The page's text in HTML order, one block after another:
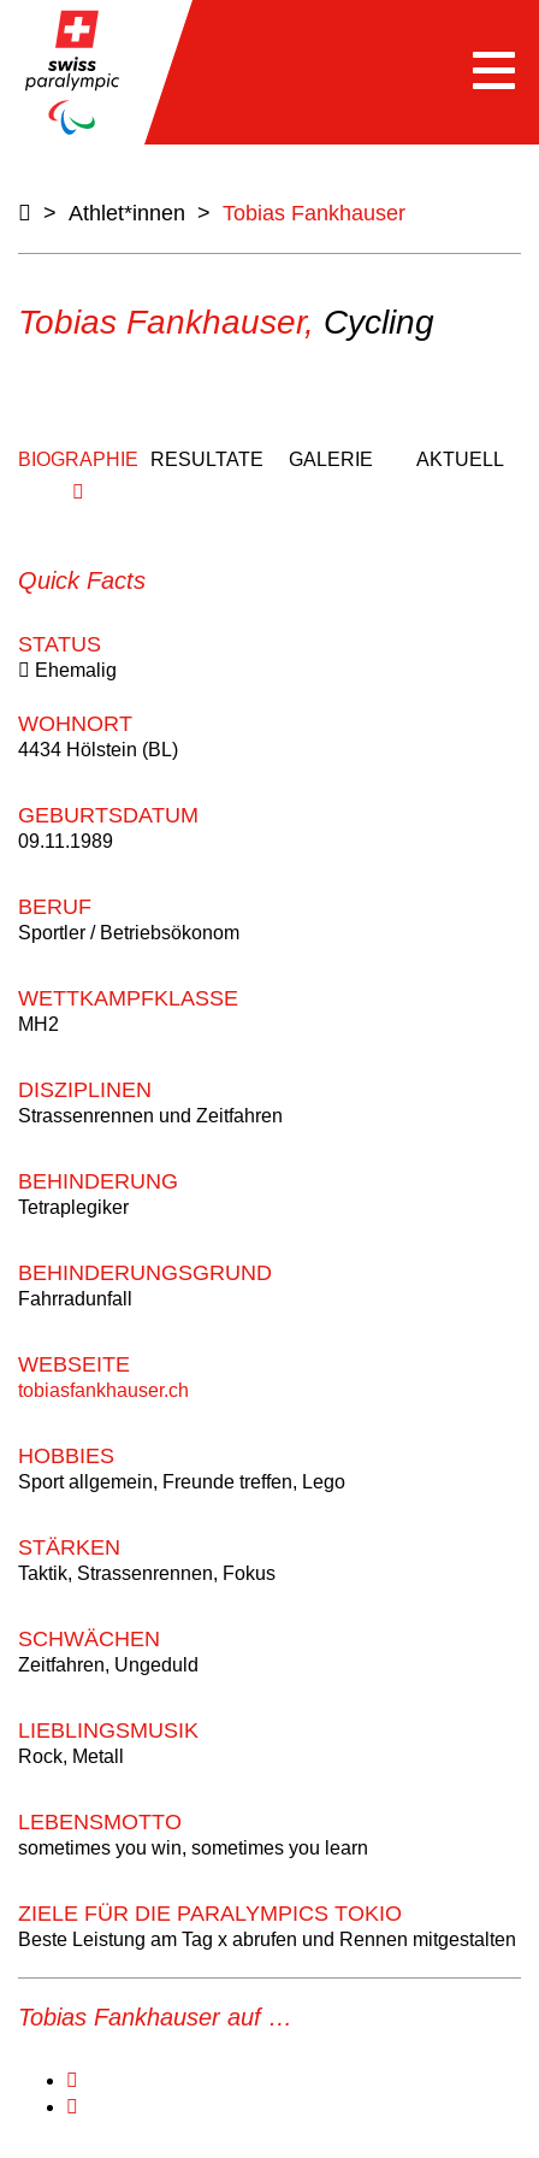
> Athlet*innen > Tobias Fankhauser
Tobias Fankhauser, Cycling
BIOGRAPHIE RESULTATE GALERIE AKTUELL
Quick Facts
STATUS
Ehemalig
WOHNORT
4434 Hölstein (BL)
GEBURTSDATUM
09.11.1989
BERUF
Sportler / Betriebsökonom
WETTKAMPFKLASSE
MH2
DISZIPLINEN
Strassenrennen und Zeitfahren
BEHINDERUNG
Tetraplegiker
BEHINDERUNGSGRUND
Fahrradunfall
WEBSEITE
tobiasfankhauser.ch
HOBBIES
Sport allgemein, Freunde treffen, Lego
STÄRKEN
Taktik, Strassenrennen, Fokus
SCHWÄCHEN
Zeitfahren, Ungeduld
LIEBLINGSMUSIK
Rock, Metall
LEBENSMOTTO
sometimes you win, sometimes you learn
ZIELE FÜR DIE PARALYMPICS TOKIO
Beste Leistung am Tag x abrufen und Rennen mitgestalten
Tobias Fankhauser auf …